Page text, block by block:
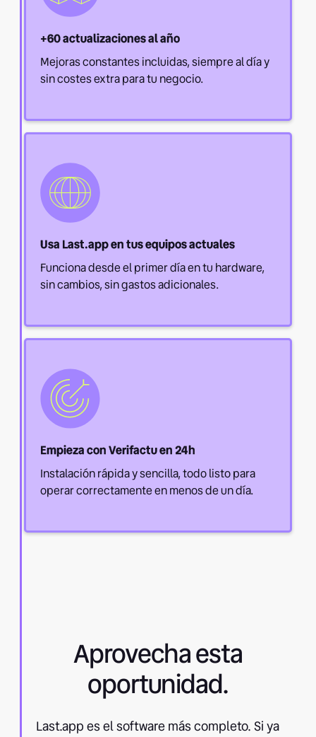
+60 actualizaciones al año
Mejoras constantes incluidas, siempre al día y
sin costes extra para tu negocio.
Usa Last.app en tus equipos actuales
Funciona desde el primer día en tu hardware,
sin cambios, sin gastos adicionales.
Empieza con Verifactu en 24h
Instalación rápida y sencilla, todo listo para
operar correctamente en menos de un día.
Aprovecha esta
oportunidad.
Last.app es el software más completo. Si ya